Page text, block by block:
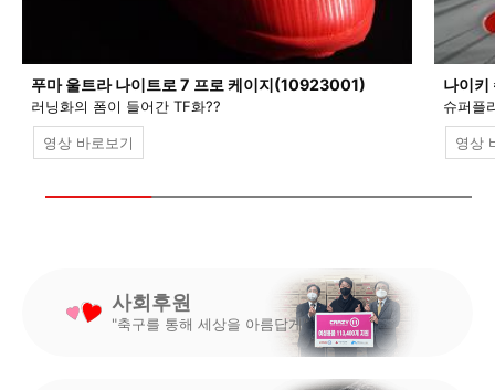
푸마 울트라 나이트로 7 프로 케이지(10923001)
러닝화의 폼이 들어간 TF화??
영상 바로보기
나이
슈퍼플
영상
사회후원
"축구를 통해 세상을 아름답게"